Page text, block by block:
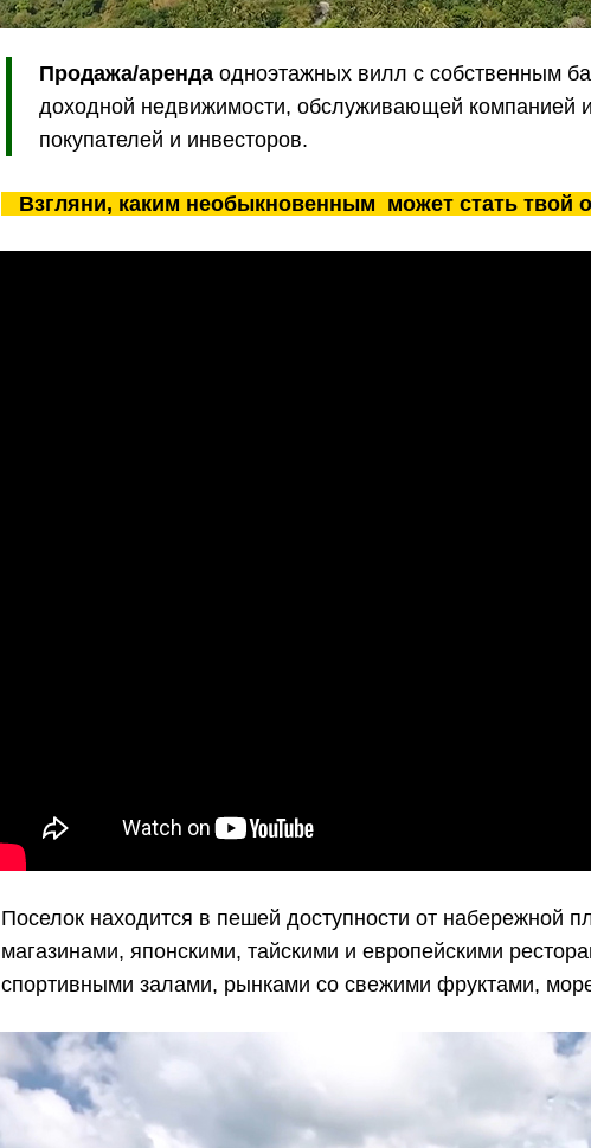
Продажа/аренда одноэтажных вилл с собственным
доходной недвижимости, обслуживающей компанией
покупателей и инвесторов.
Взгляни, каким необыкновенным может стать твой
Поселок находится в пешей доступности от набережной
магазинами, японскими, тайскими и европейскими
спортивными залами, рынками со свежими фруктами,